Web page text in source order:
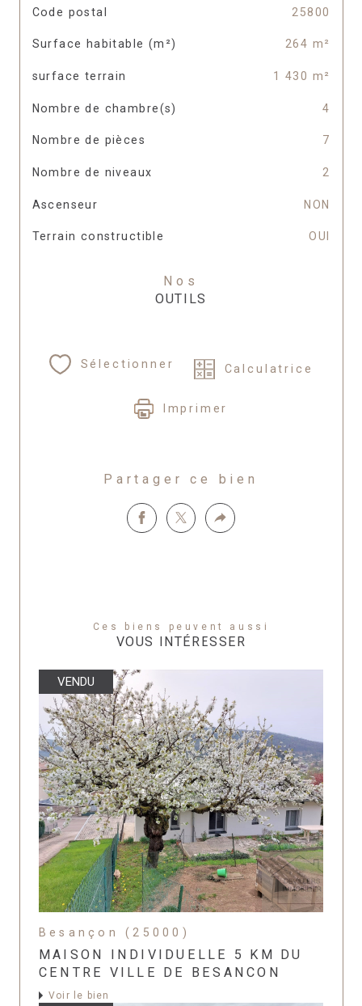
TRAD_SIROCCO_Caracteristique
Code postal 25800
Surface habitable (m²) 264 m²
surface terrain 1 430 m²
Nombre de chambre(s) 4
Nombre de pièces 7
Nombre de niveaux 2
Ascenseur NON
Terrain constructible OUI
Nos
OUTILS
Sélectionner Calculatrice
Imprimer
Partager ce bien
Ces biens peuvent aussi
VOUS INTÉRESSER
VENDU
Besançon (25000)
MAISON INDIVIDUELLE 5 KM DU
CENTRE VILLE DE BESANCON
Voir le bien